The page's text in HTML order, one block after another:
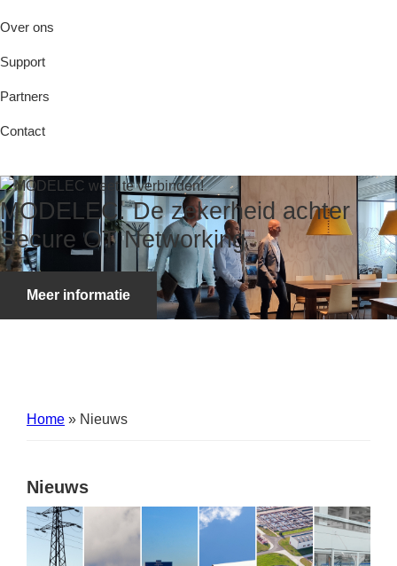
Over ons
Support
Partners
Contact
MODELEC. De zekerheid achter
Secure OT Networking
Meer informatie
Previous
Next
Home » Nieuws
Nieuws